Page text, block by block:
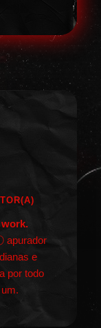
apurador
e
por todo